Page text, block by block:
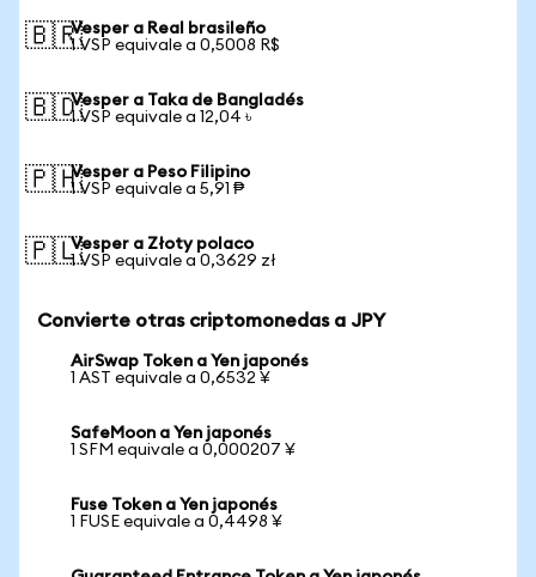
🇧🇷Vesper a Real brasileño
1 VSP equivale a 0,5008 R$
🇧🇩Vesper a Taka de Bangladés
1 VSP equivale a 12,04 ৳
🇵🇭Vesper a Peso Filipino
1 VSP equivale a 5,91 ₱
🇵🇱Vesper a Złoty polaco
1 VSP equivale a 0,3629 zł
Convierte otras criptomonedas a JPY
AirSwap Token a Yen japonés
1 AST equivale a 0,6532 ¥
SafeMoon a Yen japonés
1 SFM equivale a 0,000207 ¥
Fuse Token a Yen japonés
1 FUSE equivale a 0,4498 ¥